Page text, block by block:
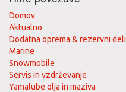
Domov
Aktualno
Dodatna oprema & rezervni deli
Marine
Snowmobile
Servis in vzdrževanje
Yamalube olja in maziva